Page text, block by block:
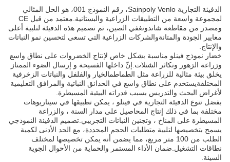
الدفيئة التجارية Sainpoly Venlo، رقم النموذج 001، هو الحل المثالي
لمجموعة واسعة من التطبيقات الزراعية والبستانية.معتمد من قبل CE
ومصدر من مقاطعة شاندونغفي الصين، تم تصميم هذه الدفيئة لتلبية أعلى
معايير الجودة والمتانةوالشركات الزراعية التي تسعى لتحسين نمو النباتات
والإنتاج.
خضار نموذج فينلو مناسبة بشكل خاص لإنتاج الخضروات على نطاق واسع
وزراعة الزهور وتكاثر الشتلات.إنّ داخلها الفسيحة و إرسال الضوء الممتاز
يخلق بيئة مثالية للزراعة مثل الطماطمالخيار والفلفل والنباتات الزخرفية
المختلفةيستخدم على نطاق واسع في الحدائق النباتية والمرافق التعليمية
لأغراض البحث والتدريس بسبب قدراته البيئية المسيطرة.
بفضل تنوع الدفيئة التجارية في فينلو ، يمكن تطبيقها في سيناريوهات
مختلفة بما في ذلك إنتاج المحاصيل على مدار السنة ، والزراعة
المسيطرة على المناخ ، وتجنين النباتات التجريبي.تصميم الدفيئة النموذجي
يسمح بتخصيصها لتلبية متطلبات الحجم المحددة، مع الحد الأدنى لكمية
الطلب من 100 متر مربع، مما يضمن أنه يمكن تخصيصها لمختلف
نطاقات التشغيل.ضمان الأداء المستمر والحماية من الأحوال الجوية
السيئة.